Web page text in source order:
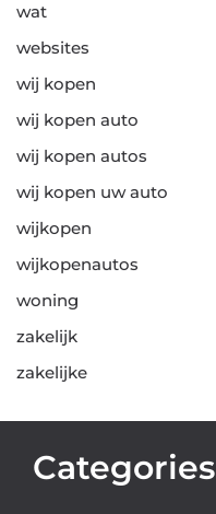
wat
websites
wij kopen
wij kopen auto
wij kopen autos
wij kopen uw auto
wijkopen
wijkopenautos
woning
zakelijk
zakelijke
Categories